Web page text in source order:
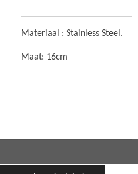
Materiaal : Stainless Steel.
Maat: 16cm